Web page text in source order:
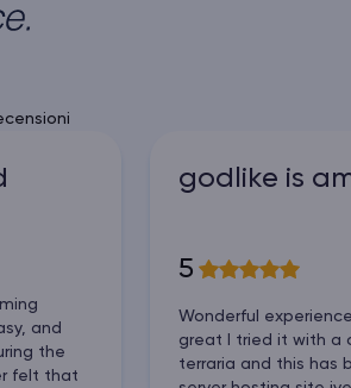
and
the
felt that
godlike is
5
Wonderful
great I tried it with a
terraria and this has